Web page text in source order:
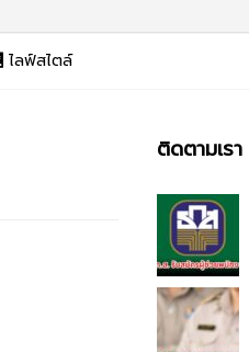
ไลฟ์สไตล์
ติดตามเรา